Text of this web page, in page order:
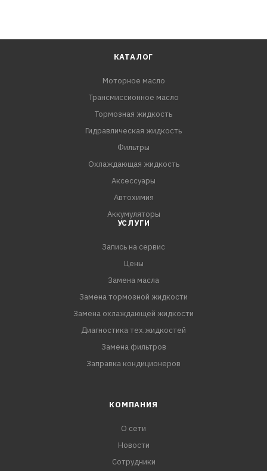
КАТАЛОГ
Моторное масло
Трансмиссионное масло
Тормозная жидкость
Гидравлическая жидкость
Фильтры
Охлаждающая жидкость
Аксессуары
Автохимия
Аккумуляторы
УСЛУГИ
Запись на сервис
Цены
Замена масла
Замена тормозной жидкости
Замена охлаждающей жидкости
Диагностика тех.жидкостей
Замена фильтров
Заправка кондиционеров
КОМПАНИЯ
О сети
Новости
Сотрудники